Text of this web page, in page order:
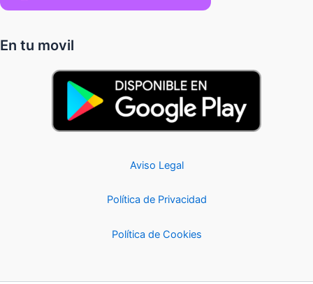
En tu movil
Aviso Legal
Política de Privacidad
Política de Cookies